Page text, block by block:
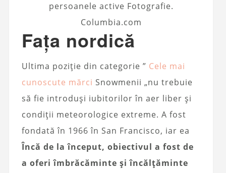
persoanele active Fotografie.
Columbia.com
Fața nordică
Ultima poziție din categorie ” Cele mai
cunoscute mărci Snowmenii „nu trebuie
să fie introduși iubitorilor în aer liber și
condiții meteorologice extreme. A fost
fondată în 1966 în San Francisco, iar ea
Încă de la început, obiectivul a fost de
a oferi îmbrăcăminte și încălțăminte